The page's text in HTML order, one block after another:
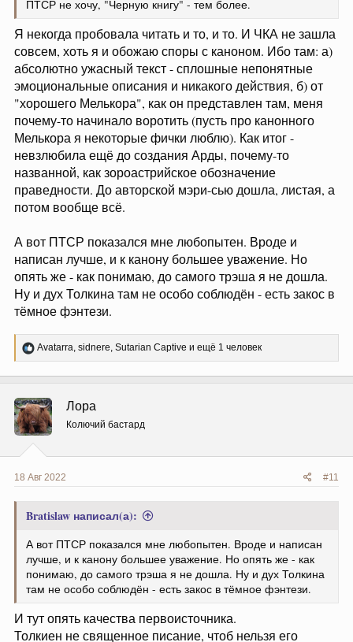
ПТСР не хочу, "Черную книгу" - тем более.
Я некогда пробовала читать и то, и то. И ЧКА не зашла
совсем, хоть я и обожаю споры с каноном. Ибо там: а)
абсолютно ужасный текст - сплошные непонятные
эмоциональные описания и никакого действия, б) от
"хорошего Мелькора", как он представлен там, меня
почему-то начинало воротить (пусть про канонного
Мелькора я некоторые фички люблю). Как итог -
невзлюбила ещё до создания Арды, почему-то
названной, как зороастрийское обозначение
праведности. До авторской мэри-сью дошла, листая, а
потом вообще всё.
А вот ПТСР показался мне любопытен. Вроде и
написан лучше, и к канону большее уважение. Но
опять же - как понимаю, до самого трэша я не дошла.
Ну и дух Толкина там не особо соблюдён - есть закос в
тёмное фэнтези.
Р
е
ц
и
и
:
Avatarra, sidnere, Sutarian Captive и ещё 1 человек
Лора
Колючий бастард
18 Авг 2022 #11
Bratislaw написал(а):
А вот ПТСР показался мне любопытен. Вроде и написан
лучше, и к канону большее уважение. Но опять же - как
понимаю, до самого трэша я не дошла. Ну и дух Толкина
там не особо соблюдён - есть закос в тёмное фэнтези.
И тут опять качества первоисточника.
Толкиен не священное писание, чтоб нельзя его